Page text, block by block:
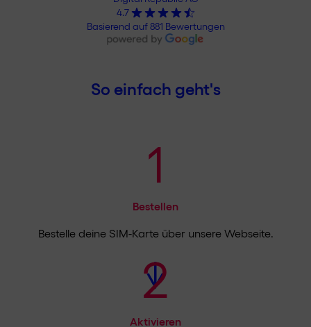
4.7
Basierend auf 881 Bewertungen
So einfach geht's
Bestellen
Bestelle deine SIM-Karte über unsere Webseite.
1
Aktivieren
2